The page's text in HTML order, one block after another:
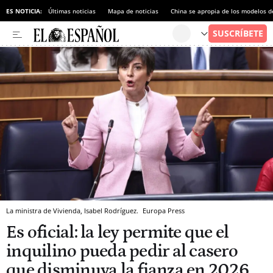
ES NOTICIA: Últimas noticias Mapa de noticias China se apropia de los modelos
La ministra de Vivienda, Isabel Rodríguez. Europa Press
Es oficial: la ley permite que el
inquilino pueda pedir al casero